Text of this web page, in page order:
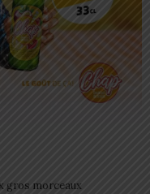
gros morceaux